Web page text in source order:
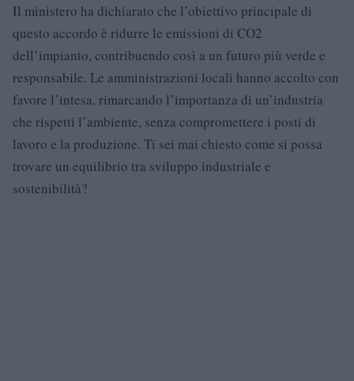
Il ministero ha dichiarato che l’obiettivo principale di
questo accordo è ridurre le emissioni di CO2
dell’impianto, contribuendo così a un futuro più verde e
responsabile. Le amministrazioni locali hanno accolto con
favore l’intesa, rimarcando l’importanza di un’industria
che rispetti l’ambiente, senza compromettere i posti di
lavoro e la produzione. Ti sei mai chiesto come si possa
trovare un equilibrio tra sviluppo industriale e
sostenibilità?